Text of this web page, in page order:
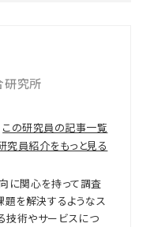
研究所
この研究員の記事一覧
究員紹介をもっと見る
に関心を持って調査
題を解決するようなス
技術やサービスにつ